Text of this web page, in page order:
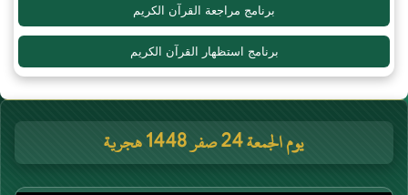
برنامج مراجعة القرآن الكريم
برنامج استظهار القرآن الكريم
يوم الجمعة 24 صفر 1448 هجرية